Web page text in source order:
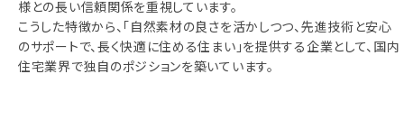
様との長い信頼関係を重視しています。
こうした特徴から、「自然素材の良さを活かしつつ、先進技術と安心
のサポートで、長く快適に住める住まい」を提供する企業として、国内
住宅業界で独自のポジションを築いています。